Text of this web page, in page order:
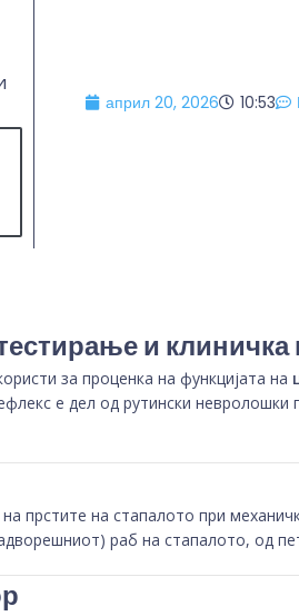
април 20, 2026 10:53
и клиничка
за проценка на функцијата на
е дел од рутински невролошки
прстите на стапалото при
раб на стапалото, од